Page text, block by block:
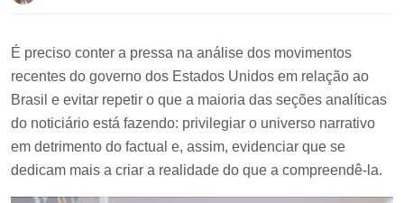
É preciso conter a pressa na análise dos movimentos
recentes do governo dos Estados Unidos em relação ao
Brasil e evitar repetir o que a maioria das seções analíticas
do noticiário está fazendo: privilegiar o universo narrativo
em detrimento do factual e, assim, evidenciar que se
dedicam mais a criar a realidade do que a compreendê-la.